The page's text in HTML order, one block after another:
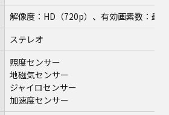
解像度：HD（720p）、有効画素数：最
ステレオ
照度センサー
地磁気センサー
ジャイロセンサー
加速度センサー